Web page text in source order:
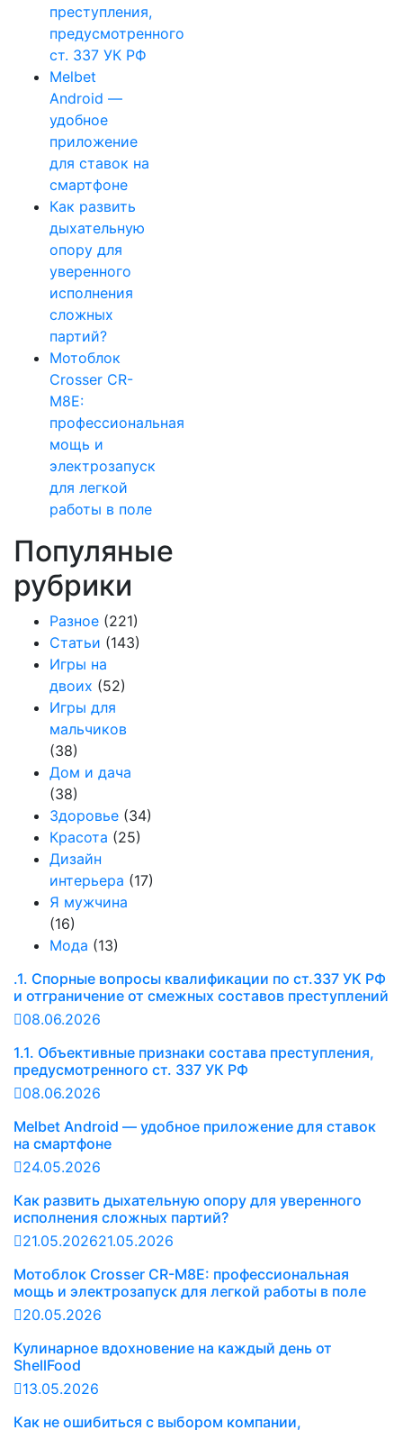
преступления,
предусмотренного
ст. 337 УК РФ
Melbet
Android —
удобное
приложение
для ставок на
смартфоне
Как развить
дыхательную
опору для
уверенного
исполнения
сложных
партий?
Мотоблок
Crosser CR-
M8E:
профессиональная
мощь и
электрозапуск
для легкой
работы в поле
Популяные
рубрики
Разное (221)
Статьи (143)
Игры на
двоих (52)
Игры для
мальчиков
(38)
Дом и дача
(38)
Здоровье (34)
Красота (25)
Дизайн
интерьера (17)
Я мужчина
(16)
Мода (13)
.1. Спорные вопросы квалификации по ст.337 УК РФ
и отграничение от смежных составов преступлений
08.06.2026
1.1. Объективные признаки состава преступления,
предусмотренного ст. 337 УК РФ
08.06.2026
Melbet Android — удобное приложение для ставок
на смартфоне
24.05.2026
Как развить дыхательную опору для уверенного
исполнения сложных партий?
21.05.202621.05.2026
Мотоблок Crosser CR-M8E: профессиональная
мощь и электрозапуск для легкой работы в поле
20.05.2026
Кулинарное вдохновение на каждый день от
ShellFood
13.05.2026
Как не ошибиться с выбором компании,